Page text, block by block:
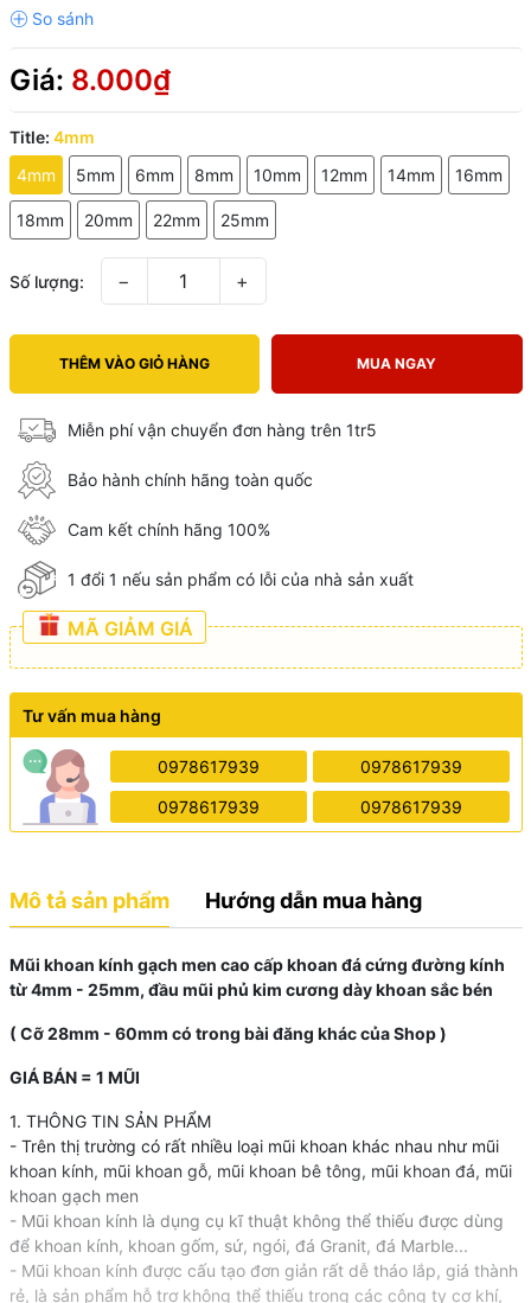
Giá: 8.000₫
Title: 4mm
4mm
5mm 6mm 8mm 10mm 12mm 14mm 16mm
18mm 20mm 22mm 25mm
Số lượng: − +
THÊM VÀO GIỎ HÀNG MUA NGAY
Miễn phí vận chuyển đơn hàng trên 1tr5
Bảo hành chính hãng toàn quốc
Cam kết chính hãng 100%
1 đổi 1 nếu sản phẩm có lỗi của nhà sản xuất
MÃ GIẢM GIÁ
Tư vấn mua hàng
0978617939 0978617939
0978617939 0978617939
Mô tả sản phẩm Hướng dẫn mua hàng
Mũi khoan kính gạch men cao cấp khoan đá cứng đường kính
từ 4mm - 25mm, đầu mũi phủ kim cương dày khoan sắc bén
( Cỡ 28mm - 60mm có trong bài đăng khác của Shop )
GIÁ BÁN = 1 MŨI
1. THÔNG TIN SẢN PHẨM
- Trên thị trường có rất nhiều loại mũi khoan khác nhau như mũi
khoan kính, mũi khoan gỗ, mũi khoan bê tông, mũi khoan đá, mũi
khoan gạch men
- Mũi khoan kính là dụng cụ kĩ thuật không thể thiếu được dùng
để khoan kính, khoan gốm, sứ, ngói, đá Granit, đá Marble...
- Mũi khoan kính được cấu tạo đơn giản rất dễ tháo lắp, giá thành
rẻ, là sản phẩm hỗ trợ không thể thiếu trong các công ty cơ khí,